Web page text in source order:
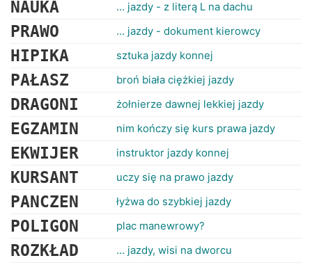
NAUKA ... jazdy - z literą L na dachu
PRAWO ... jazdy - dokument kierowcy
HIPIKA sztuka jazdy konnej
PAŁASZ broń biała ciężkiej jazdy
DRAGONI żołnierze dawnej lekkiej jazdy
EGZAMIN nim kończy się kurs prawa jazdy
EKWIJER instruktor jazdy konnej
KURSANT uczy się na prawo jazdy
PANCZEN łyżwa do szybkiej jazdy
POLIGON plac manewrowy?
ROZKŁAD ... jazdy, wisi na dworcu